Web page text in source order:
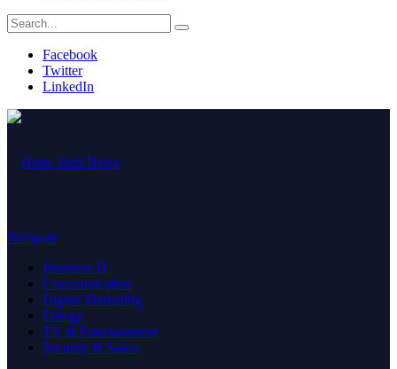
Facebook
Twitter
LinkedIn
Navigate
Business IT
Communication
Digital Marketing
Energy
TV & Entertainment
Security & Safety